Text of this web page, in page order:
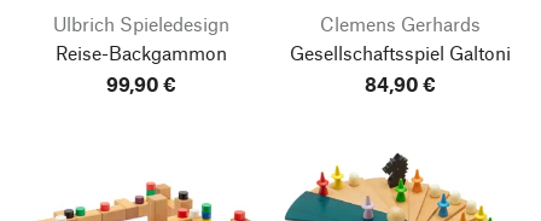
Ulbrich Spieledesign
Reise-Backgammon
99,90 €
Clemens Gerhards
Gesellschaftsspiel Galtoni
84,90 €